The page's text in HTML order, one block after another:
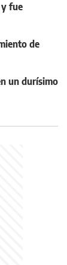
y fue
de
un durísimo